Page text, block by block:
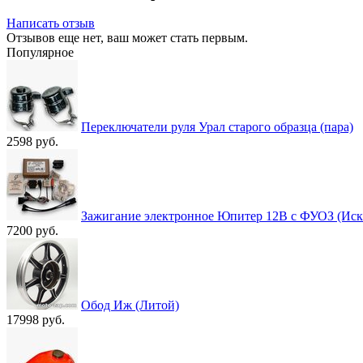
Написать отзыв
Отзывов еще нет, ваш может стать первым.
Популярное
Переключатели руля Урал старого образца (пара)
2598 руб.
Зажигание электронное Юпитер 12В с ФУОЗ
7200 руб.
Обод Иж (Литой)
17998 руб.